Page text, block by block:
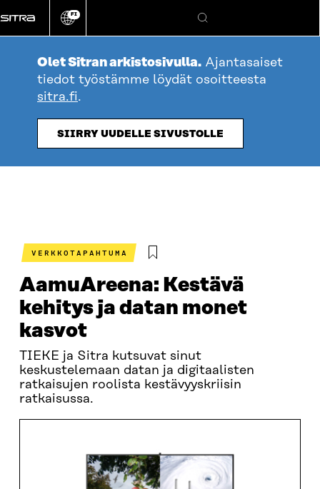
suoraan
sisältöön
Vaihda
kieli
FI
Hae
Olet Sitran arkistosivulla. Ajantasaiset
tiedot työstämme löydät osoitteesta
sitra.fi.
SIIRRY UUDELLE SIVUSTOLLE
VERKKOTAPAHTUMA
AamuAreena: Kestävä
kehitys ja datan monet
kasvot
TIEKE ja Sitra kutsuvat sinut
keskustelemaan datan ja digitaalisten
ratkaisujen roolista kestävyyskriisin
ratkaisussa.